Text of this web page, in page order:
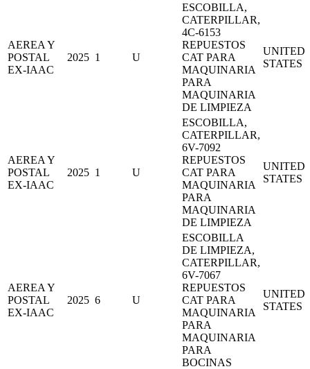
AEREA Y
POSTAL
EX-IAAC
2025 1 U
ESCOBILLA,
CATERPILLAR,
4C-6153
REPUESTOS
CAT PARA
MAQUINARIA
PARA
MAQUINARIA
DE LIMPIEZA
UNITED
STATES
AEREA Y
POSTAL
EX-IAAC
2025 1 U
ESCOBILLA,
CATERPILLAR,
6V-7092
REPUESTOS
CAT PARA
MAQUINARIA
PARA
MAQUINARIA
DE LIMPIEZA
UNITED
STATES
AEREA Y
POSTAL
EX-IAAC
2025 6 U
ESCOBILLA
DE LIMPIEZA,
CATERPILLAR,
6V-7067
REPUESTOS
CAT PARA
MAQUINARIA
PARA
MAQUINARIA
PARA
BOCINAS
UNITED
STATES